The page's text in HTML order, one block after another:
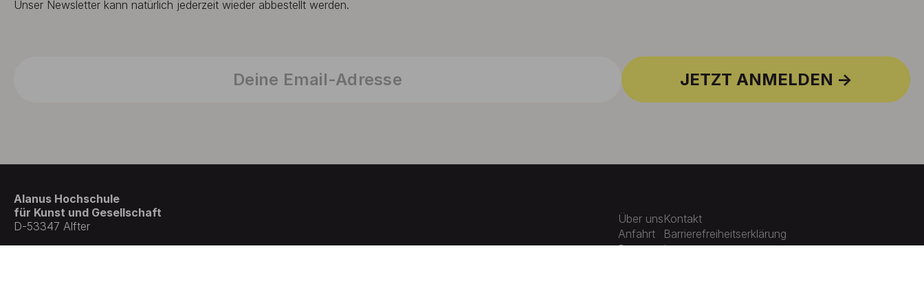
Unser Newsletter kann natürlich jederzeit wieder abbestellt werden.
JETZT ANMELDEN
Alanus Hochschule
für Kunst und Gesellschaft
D-53347 Alfter
Über uns
Anfahrt
Presse
Kontakt
Barrierefreiheitserklärung
Impressum